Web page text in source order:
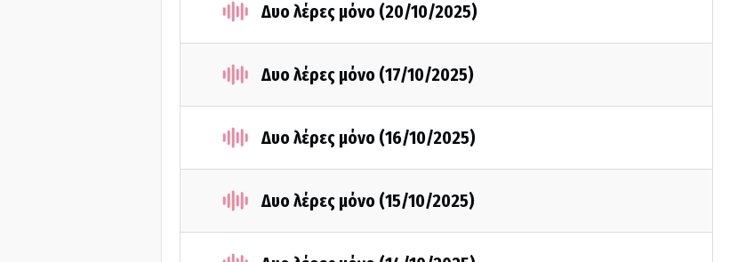
Δυο λέρες μόνο (20/10/2025)
Δυο λέρες μόνο (17/10/2025)
Δυο λέρες μόνο (16/10/2025)
Δυο λέρες μόνο (15/10/2025)